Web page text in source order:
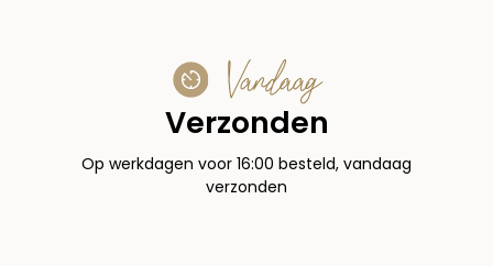
Vandaag
Verzonden
Op werkdagen voor 16:00 besteld, vandaag
verzonden